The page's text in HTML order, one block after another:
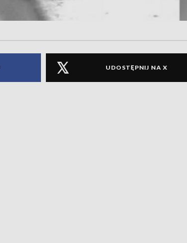
UDOSTĘPNIJ NA X